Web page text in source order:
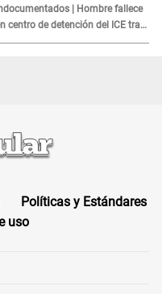
| Hombre fallece
centro de detención del ICE tras
una "emergencia médica"
Políticas y Estándares
uso